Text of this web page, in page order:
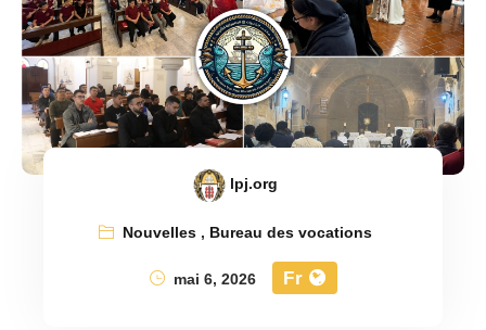
lpj.org
Nouvelles, Bureau des vocations
mai 6, 2026
Fr